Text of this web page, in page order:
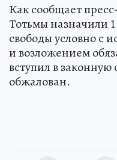
Как сообщает
Тотьмы назначили
свободы условно с
и возложением
вступил в
обжалован.